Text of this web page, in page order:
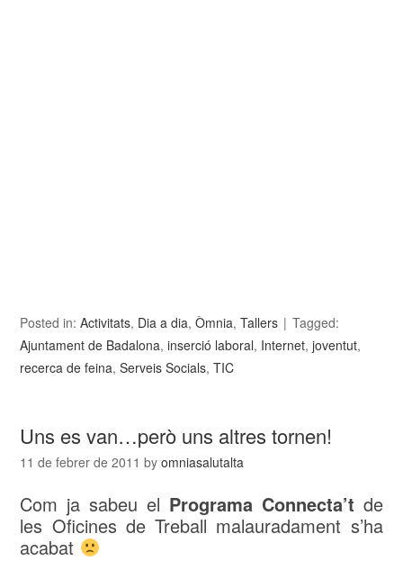
Posted in:Activitats, Dia a dia,Òmnia,Tallers
Tagged:
Ajuntament de Badalona,inserció laboral, Internet,joventut,
recerca de feina,Serveis Socials,TIC
Uns es van…però uns altres tornen!
11 de febrer de 2011 byomniasalutalta
Com ja sabeu el Programa Connecta’t de
les Oficines de Treball malauradament s’ha
acabat